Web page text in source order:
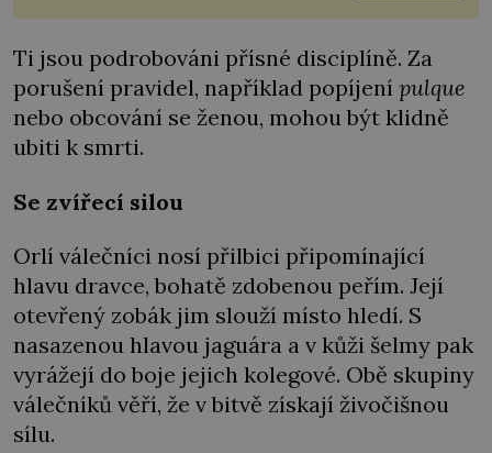
Ti jsou podrobováni přísné disciplíně. Za
porušení pravidel, například popíjení pulque
nebo obcování se ženou, mohou být klidně
ubiti k smrti.
Se zvířecí silou
Orlí válečníci nosí přilbici připomínající
hlavu dravce, bohatě zdobenou peřím. Její
otevřený zobák jim slouží místo hledí. S
nasazenou hlavou jaguára a v kůži šelmy pak
vyrážejí do boje jejich kolegové. Obě skupiny
válečníků věří, že v bitvě získají živočišnou
sílu.